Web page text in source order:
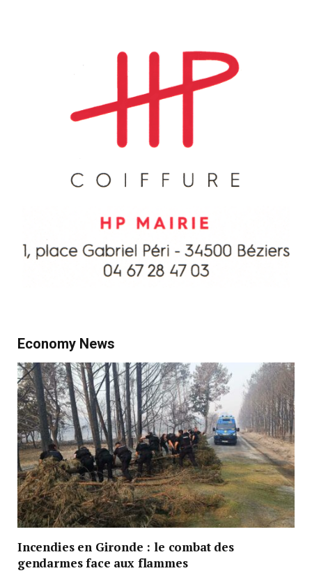
Economy News
Incendies en Gironde : le combat des
gendarmes face aux flammes